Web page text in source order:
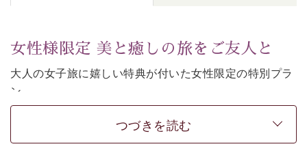
女性様限定 美と癒しの旅をご友人と
大人の女子旅に嬉しい特典が付いた女性限定の特別プラ
ン。
女性同士の癒しの旅を愉しみたいならこちら。
-----------【安心への取り組み】----------
個室料亭、貸切風呂のご利用が可能な上、 安心安全にご
つづきを読む